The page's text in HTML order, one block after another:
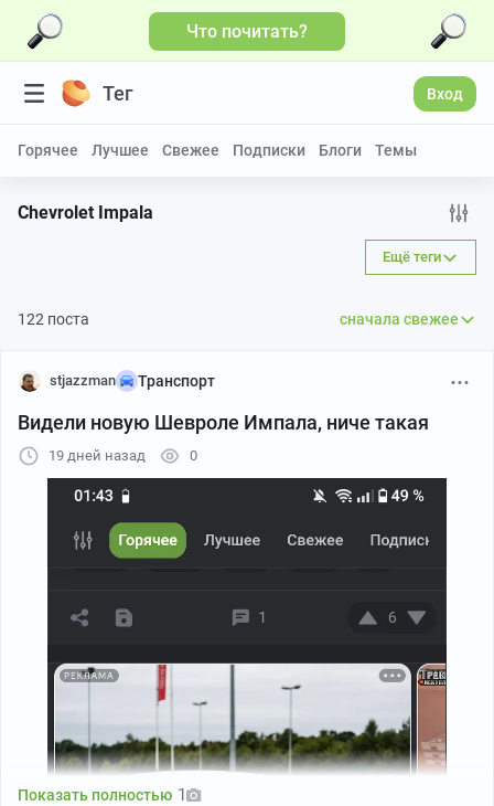
Что почитать?
Тег Вход
Горячее Лучшее Свежее Подписки Блоги Темы
Chevrolet Impala
Ещё теги
122 поста сначала свежее
stjazzman Транспорт
Видели новую Шевроле Импала, ниче такая
19 дней назад 0
Показать полностью 1
Больше видео